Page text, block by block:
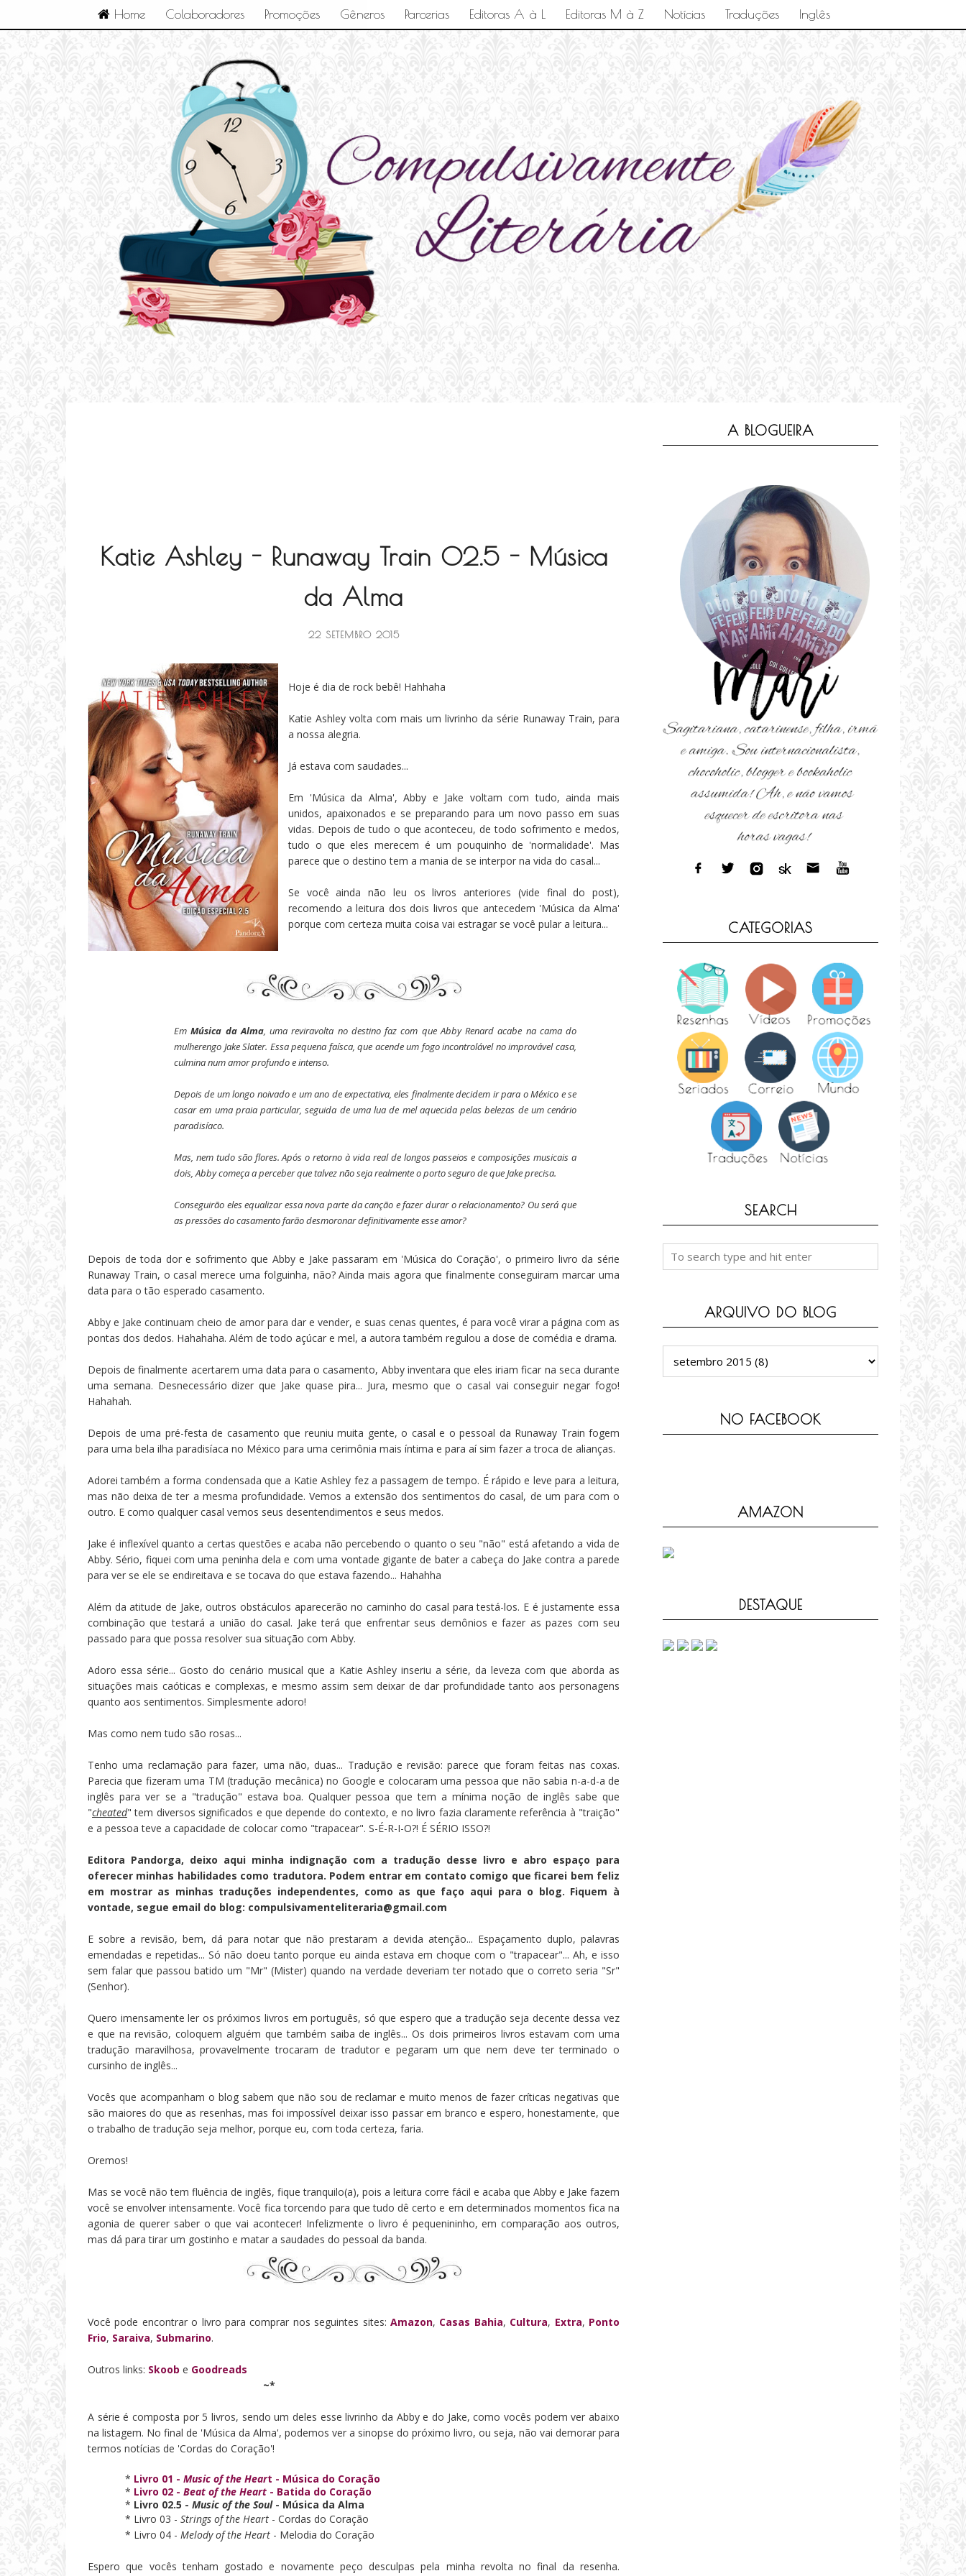
Home Colaboradores Promoções Gêneros Parcerias Editoras A à L Editoras M à Z Notícias Traduções Inglês
Katie Ashley - Runaway Train 02.5 - Música
da Alma
22 SETEMBRO 2015
Hoje é dia de rock bebê! Hahhaha
Katie Ashley volta com mais um livrinho da série Runaway Train, para
a nossa alegria.
Já estava com saudades...
Em 'Música da Alma', Abby e Jake voltam com tudo, ainda mais
unidos, apaixonados e se preparando para um novo passo em suas
vidas. Depois de tudo o que aconteceu, de todo sofrimento e medos,
tudo o que eles merecem é um pouquinho de 'normalidade'. Mas
parece que o destino tem a mania de se interpor na vida do casal...
Se você ainda não leu os livros anteriores (vide final do post),
recomendo a leitura dos dois livros que antecedem 'Música da Alma'
porque com certeza muita coisa vai estragar se você pular a leitura...
EmMúsica da Alma, uma reviravolta no destino faz com que Abby Renard acabe na cama do
mulherengo Jake Slater. Essa pequena faísca, que acende um fogo incontrolável no improvável casa,
culmina num amor profundo e intenso.
Depois de um longo noivado e um ano de expectativa, eles finalmente decidem ir para o México e se
casar em uma praia particular, seguida de uma lua de mel aquecida pelas belezas de um cenário
paradisíaco.
Mas, nem tudo são flores. Após o retorno à vida real de longos passeios e composições musicais a
dois, Abby começa a perceber que talvez não seja realmente o porto seguro de que Jake precisa.
Conseguirão eles equalizar essa nova parte da canção e fazer durar o relacionamento? Ou será que
as pressões do casamento farão desmoronar definitivamente esse amor?
Depois de toda dor e sofrimento que Abby e Jake passaram em 'Música do Coração', o primeiro livro da série
Runaway Train, o casal merece uma folguinha, não? Ainda mais agora que finalmente conseguiram marcar uma
data para o tão esperado casamento.
Abby e Jake continuam cheio de amor para dar e vender, e suas cenas quentes, é para você virar a página com as
pontas dos dedos. Hahahaha. Além de todo açúcar e mel, a autora também regulou a dose de comédia e drama.
Depois de finalmente acertarem uma data para o casamento, Abby inventara que eles iriam ficar na seca durante
uma semana. Desnecessário dizer que Jake quase pira... Jura, mesmo que o casal vai conseguir negar fogo!
Hahahah.
Depois de uma pré-festa de casamento que reuniu muita gente, o casal e o pessoal da Runaway Train fogem
para uma bela ilha paradisíaca no México para uma cerimônia mais íntima e para aí sim fazer a troca de alianças.
Adorei também a forma condensada que a Katie Ashley fez a passagem de tempo. É rápido e leve para a leitura,
mas não deixa de ter a mesma profundidade. Vemos a extensão dos sentimentos do casal, de um para com o
outro. E como qualquer casal vemos seus desentendimentos e seus medos.
Jake é inflexível quanto a certas questões e acaba não percebendo o quanto o seu "não" está afetando a vida de
Abby. Sério, fiquei com uma peninha dela e com uma vontade gigante de bater a cabeça do Jake contra a parede
para ver se ele se endireitava e se tocava do que estava fazendo... Hahahha
Além da atitude de Jake, outros obstáculos aparecerão no caminho do casal para testá-los. E é justamente essa
combinação que testará a união do casal. Jake terá que enfrentar seus demônios e fazer as pazes com seu
passado para que possa resolver sua situação com Abby.
Adoro essa série... Gosto do cenário musical que a Katie Ashley inseriu a série, da leveza com que aborda as
situações mais caóticas e complexas, e mesmo assim sem deixar de dar profundidade tanto aos personagens
quanto aos sentimentos. Simplesmente adoro!
Mas como nem tudo são rosas...
Tenho uma reclamação para fazer, uma não, duas... Tradução e revisão: parece que foram feitas nas coxas.
Parecia que fizeram uma TM (tradução mecânica) no Google e colocaram uma pessoa que não sabia n-a-d-a de
inglês para ver se a "tradução" estava boa. Qualquer pessoa que tem a mínima noção de inglês sabe que
"cheated" tem diversos significados e que depende do contexto, e no livro fazia claramente referência à "traição"
e a pessoa teve a capacidade de colocar como "trapacear". S-É-R-I-O?! É SÉRIO ISSO?!
Editora Pandorga, deixo aqui minha indignação com a tradução desse livro e abro espaço para
oferecer minhas habilidades como tradutora. Podem entrar em contato comigo que ficarei bem feliz
em mostrar as minhas traduções independentes, como as que faço aqui para o blog. Fiquem à
vontade, segue email do blog: compulsivamenteliteraria@gmail.com
E sobre a revisão, bem, dá para notar que não prestaram a devida atenção... Espaçamento duplo, palavras
emendadas e repetidas... Só não doeu tanto porque eu ainda estava em choque com o "trapacear"... Ah, e isso
sem falar que passou batido um "Mr" (Mister) quando na verdade deveriam ter notado que o correto seria "Sr"
(Senhor).
Quero imensamente ler os próximos livros em português, só que espero que a tradução seja decente dessa vez
e que na revisão, coloquem alguém que também saiba de inglês... Os dois primeiros livros estavam com uma
tradução maravilhosa, provavelmente trocaram de tradutor e pegaram um que nem deve ter terminado o
cursinho de inglês...
Vocês que acompanham o blog sabem que não sou de reclamar e muito menos de fazer críticas negativas que
são maiores do que as resenhas, mas foi impossível deixar isso passar em branco e espero, honestamente, que
o trabalho de tradução seja melhor, porque eu, com toda certeza, faria.
Oremos!
Mas se você não tem fluência de inglês, fique tranquilo(a), pois a leitura corre fácil e acaba que Abby e Jake fazem
você se envolver intensamente. Você fica torcendo para que tudo dê certo e em determinados momentos fica na
agonia de querer saber o que vai acontecer! Infelizmente o livro é pequenininho, em comparação aos outros,
mas dá para tirar um gostinho e matar a saudades do pessoal da banda.
Você pode encontrar o livro para comprar nos seguintes sites: Amazon, Casas Bahia, Cultura, Extra, Ponto
Frio, Saraiva, Submarino.
Outros links: Skoob e Goodreads
~*
A série é composta por 5 livros, sendo um deles esse livrinho da Abby e do Jake, como vocês podem ver abaixo
na listagem. No final de 'Música da Alma', podemos ver a sinopse do próximo livro, ou seja, não vai demorar para
termos notícias de 'Cordas do Coração'!
* Livro 01 - Music of the Heart - Música do Coração
* Livro 02 - Beat of the Heart - Batida do Coração
* Livro 02.5 - Music of the Soul- Música da Alma
* Livro 03 - Strings of the Heart - Cordas do Coração
* Livro 04 - Melody of the Heart - Melodia do Coração
Espero que vocês tenham gostado e novamente peço desculpas pela minha revolta no final da resenha.
A BLOGUEIRA
CATEGORIAS
SEARCH
ARQUIVO DO BLOG
NO FACEBOOK
AMAZON
DESTAQUE